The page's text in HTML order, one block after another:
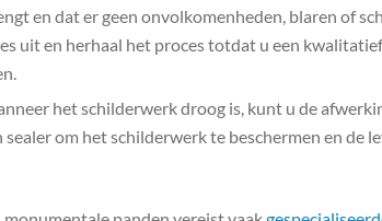
en dat er geen onvolkomenheden, blaren of
uit en herhaal het proces totdat u een
het schilderwerk droog is, kunt u de
om het schilderwerk te beschermen en de